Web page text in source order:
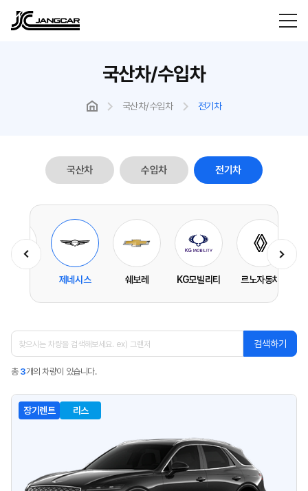
국산차/수입차
국산차/수입차 전기차
국산차 수입차 전기차
제네시스 쉐보레 KG모빌리티 르노자동차
총 3개의 차량이 있습니다.
검색하기
장기렌트 리스